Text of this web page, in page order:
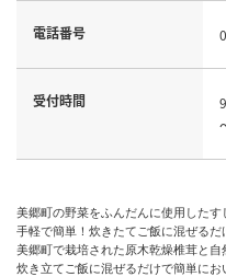
電話番号
受付時間
美郷町の野菜をふんだんに使用したす
手軽で簡単！炊きたてご飯に混ぜるだ
美郷町で栽培された原木乾燥椎茸と
炊き立てご飯に混ぜるだけで簡単にお